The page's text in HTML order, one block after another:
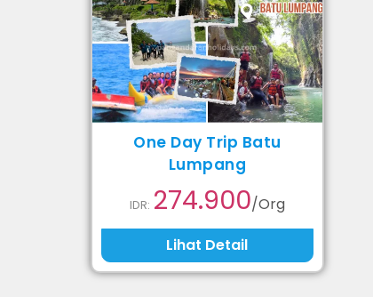
One Day Trip Batu
Lumpang
IDR: 274.900/Org
Lihat Detail